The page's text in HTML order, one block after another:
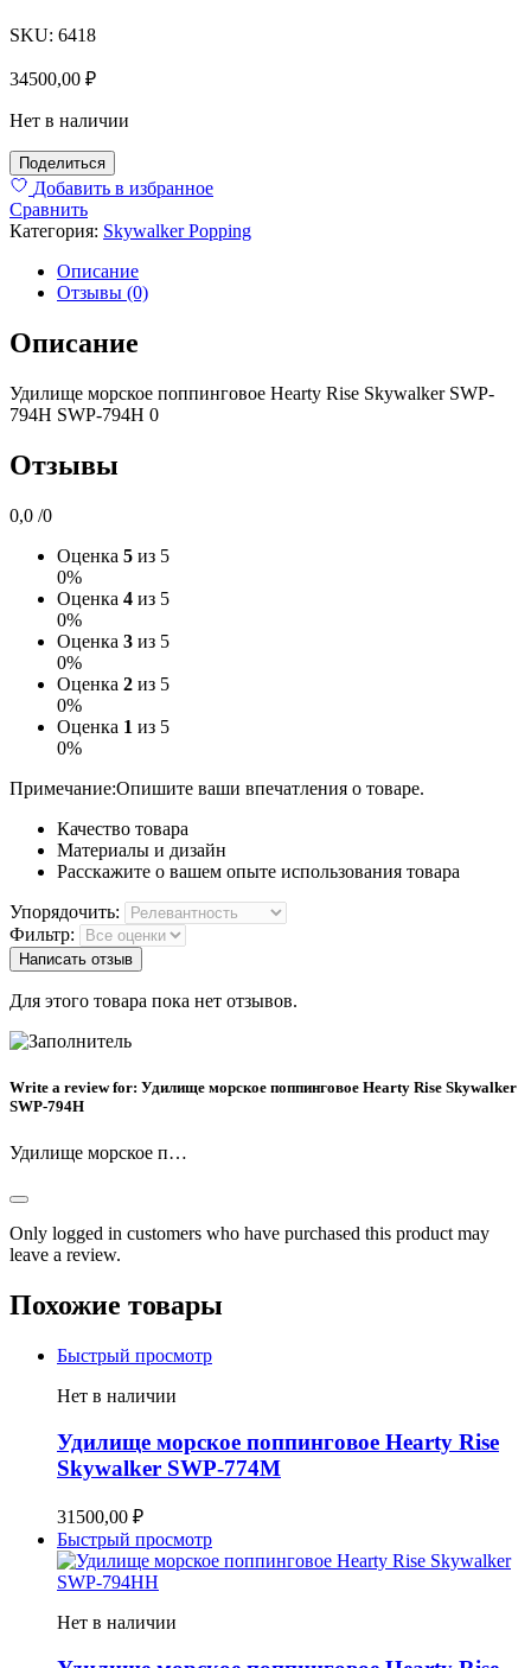
SKU: 6418
34500,00 ₽
Нет в наличии
Поделиться
Добавить в избранное
Сравнить
Категория: Skywalker Popping
Описание
Отзывы (0)
Описание
Удилище морское поппинговое Hearty Rise Skywalker SWP-
794H SWP-794H 0
Отзывы
0,0 /0
Оценка 5 из 5
0%
Оценка 4 из 5
0%
Оценка 3 из 5
0%
Оценка 2 из 5
0%
Оценка 1 из 5
0%
Примечание:Опишите ваши впечатления о товаре.
Качество товара
Материалы и дизайн
Расскажите о вашем опыте использования товара
Упорядочить:
Фильтр:
Написать отзыв
Для этого товара пока нет отзывов.
Write a review for: Удилище морское поппинговое Hearty Rise Skywalker
SWP-794H
Удилище морское п…
Only logged in customers who have purchased this product may
leave a review.
Похожие товары
Быстрый просмотр
Нет в наличии
Удилище морское поппинговое Hearty Rise
Skywalker SWP-774M
31500,00 ₽
Быстрый просмотр
Нет в наличии